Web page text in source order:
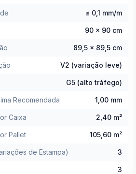
≤ 0,1 mm/m
90 x 90 cm
89,5 x 89,5 cm
V2 (variação leve)
G5 (alto tráfego)
Recomendada 1,00 mm
Caixa 2,40 m²
Pallet 105,60 m²
de Estampa) 3
3